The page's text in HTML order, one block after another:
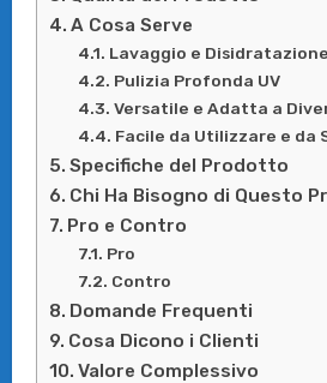
A Cosa Serve
Lavaggio e Disidratazione
Pulizia Profonda UV
Versatile e Adatta a
Facile da Utilizzare e da
Specifiche del Prodotto
Chi Ha Bisogno di Questo
Pro e Contro
Pro
Contro
Domande Frequenti
Cosa Dicono i Clienti
Valore Complessivo